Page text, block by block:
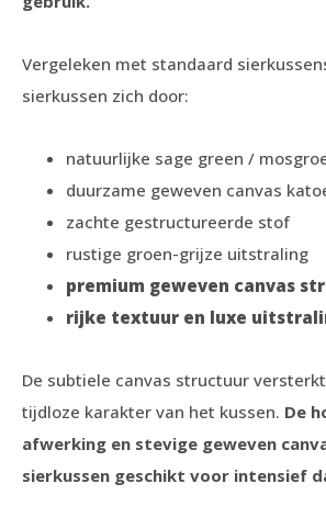
Vergeleken met standaard
sierkussen zich door:
natuurlijke sage green /
duurzame geweven canvas
zachte gestructureerde stof
rustige groen-grijze uitstraling
premium geweven canvas
rijke textuur en luxe
De subtiele canvas structuur
tijdloze karakter van het kussen. De
afwerking en stevige geweven
sierkussen geschikt voor intensief